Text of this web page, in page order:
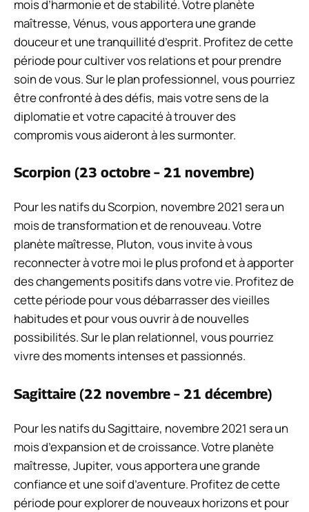
mois d’harmonie et de stabilité. Votre planète
maîtresse, Vénus, vous apportera une grande
douceur et une tranquillité d’esprit. Profitez de cette
période pour cultiver vos relations et pour prendre
soin de vous. Sur le plan professionnel, vous pourriez
être confronté à des défis, mais votre sens de la
diplomatie et votre capacité à trouver des
compromis vous aideront à les surmonter.
Scorpion (23 octobre – 21 novembre)
Pour les natifs du Scorpion, novembre 2021 sera un
mois de transformation et de renouveau. Votre
planète maîtresse, Pluton, vous invite à vous
reconnecter à votre moi le plus profond et à apporter
des changements positifs dans votre vie. Profitez de
cette période pour vous débarrasser des vieilles
habitudes et pour vous ouvrir à de nouvelles
possibilités. Sur le plan relationnel, vous pourriez
vivre des moments intenses et passionnés.
Sagittaire (22 novembre – 21 décembre)
Pour les natifs du Sagittaire, novembre 2021 sera un
mois d’expansion et de croissance. Votre planète
maîtresse, Jupiter, vous apportera une grande
confiance et une soif d’aventure. Profitez de cette
période pour explorer de nouveaux horizons et pour